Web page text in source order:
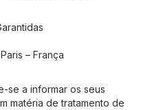
– França
se a informar os seus
matéria de tratamento de